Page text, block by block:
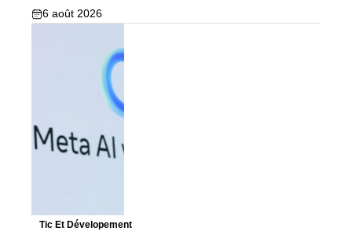
6 août 2026
Tic Et Dévelopement